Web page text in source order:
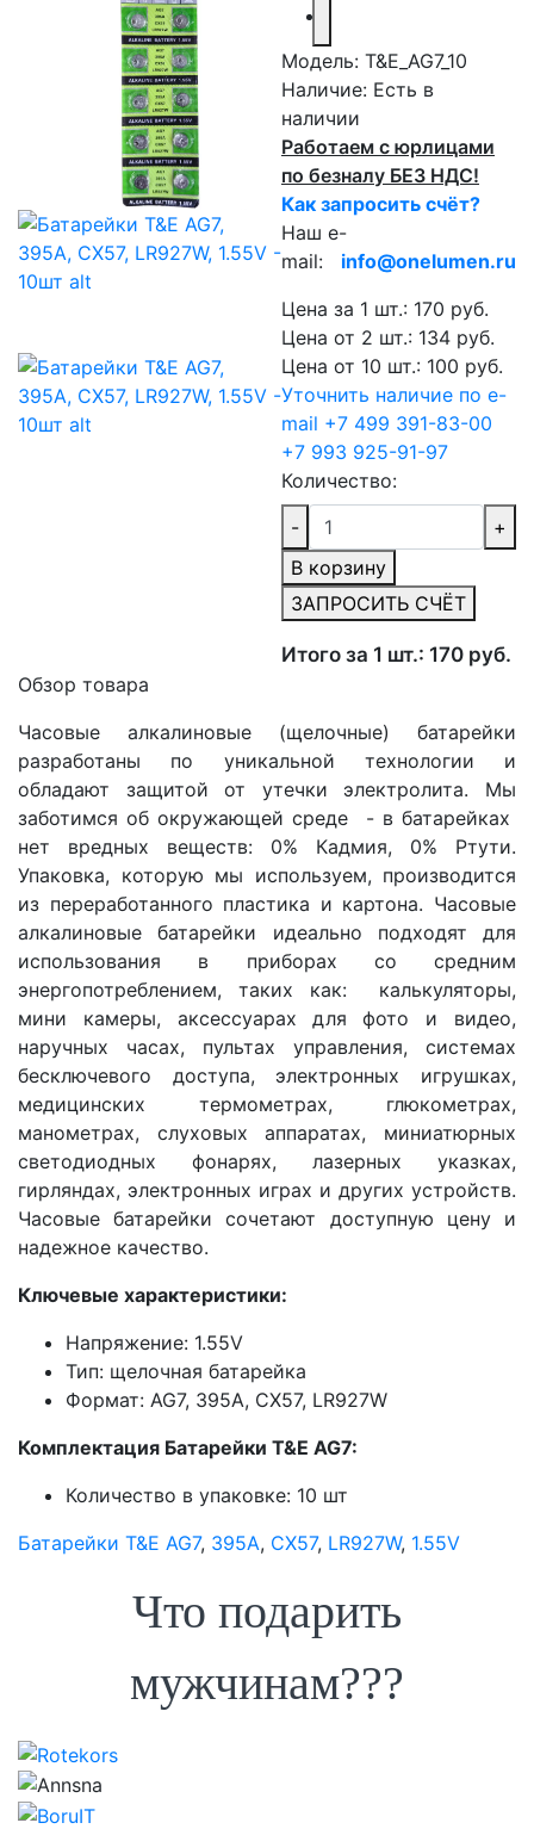
Модель: T&E_AG7_10
Наличие: Есть в
наличии
Работаем с юрлицами
по безналу БЕЗ НДС!
Как запросить счёт?
Наш e-
mail: info@onelumen.ru
Цена за 1 шт.: 170 руб.
Цена от 2 шт.: 134 руб.
Цена от 10 шт.: 100 руб.
Уточнить наличие по e-
mail +7 499 391-83-00
+7 993 925-91-97
Количество:
-
+
В корзину
ЗАПРОСИТЬ СЧЁТ
Итого за 1 шт.: 170 руб.
Обзор товара
Часовые алкалиновые (щелочные) батарейки
разработаны по уникальной технологии и
обладают защитой от утечки электролита. Мы
заботимся об окружающей среде - в батарейках
нет вредных веществ: 0% Кадмия, 0% Ртути.
Упаковка, которую мы используем, производится
из переработанного пластика и картона. Часовые
алкалиновые батарейки идеально подходят для
использования в приборах со средним
энергопотреблением, таких как: калькуляторы,
мини камеры, аксессуарах для фото и видео,
наручных часах, пультах управления, системах
бесключевого доступа, электронных игрушках,
медицинских термометрах, глюкометрах,
манометрах, слуховых аппаратах, миниатюрных
светодиодных фонарях, лазерных указках,
гирляндах, электронных играх и других устройств.
Часовые батарейки сочетают доступную цену и
надежное качество.
Ключевые характеристики:
Напряжение: 1.55V
Тип: щелочная батарейка
Формат: AG7, 395A, CX57, LR927W
Комплектация Батарейки T&E AG7:
Количество в упаковке: 10 шт
Батарейки T&E AG7, 395A, CX57, LR927W, 1.55V
Что подарить
мужчинам???